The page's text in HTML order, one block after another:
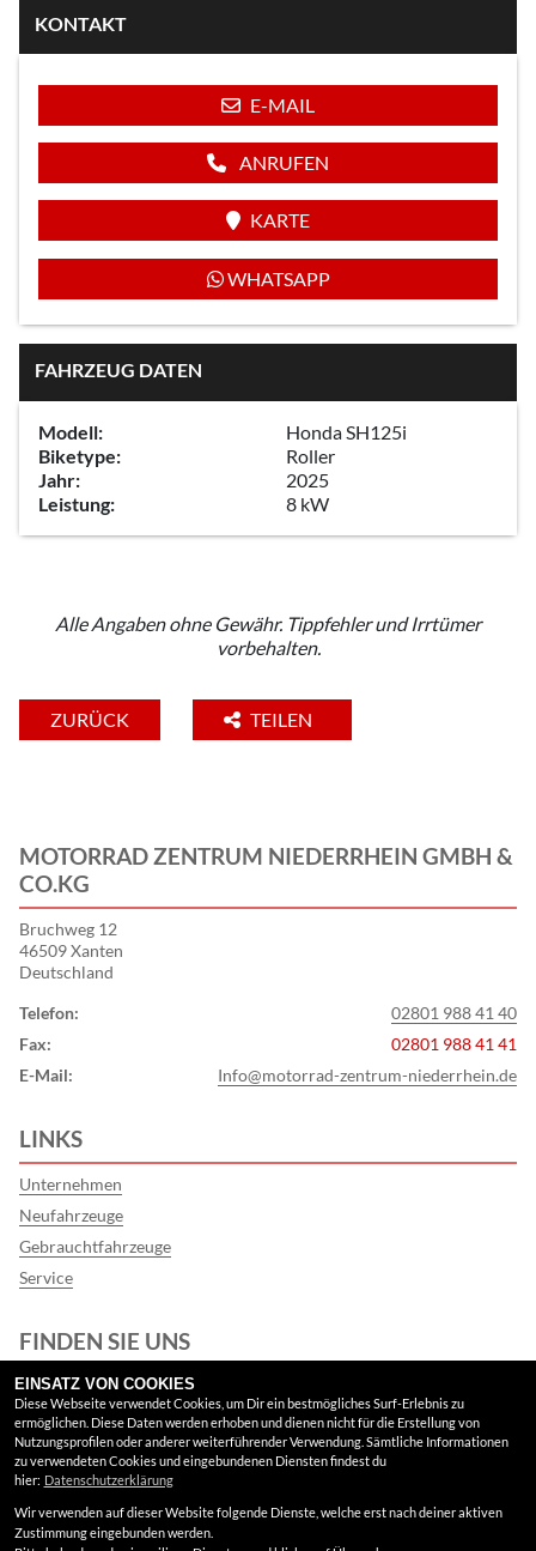
KONTAKT
E-MAIL
ANRUFEN
KARTE
WHATSAPP
FAHRZEUG DATEN
Modell:
Honda SH125i
Biketype:
Roller
Jahr:
2025
Leistung:
8 kW
Alle Angaben ohne Gewähr. Tippfehler und Irrtümer
vorbehalten.
ZURÜCK TEILEN
MOTORRAD ZENTRUM NIEDERRHEIN GMBH &
CO.KG
Bruchweg 12
46509 Xanten
Deutschland
Telefon:
02801 988 41 40
Fax:
02801 988 41 41
E-Mail:
Info@motorrad-zentrum-niederrhein.de
LINKS
Unternehmen
Neufahrzeuge
Gebrauchtfahrzeuge
Service
FINDEN SIE UNS
Facebook
Google Maps
RECHTLICHES
EINSATZ VON COOKIES
Diese Webseite verwendet Cookies, um Dir ein bestmögliches Surf-Erlebnis zu
ermöglichen. Diese Daten werden erhoben und dienen nicht für die Erstellung von
Nutzungsprofilen oder anderer weiterführender Verwendung. Sämtliche Informationen
zu verwendeten Cookies und eingebundenen Diensten findest du
hier: Datenschutzerklärung
Wir verwenden auf dieser Website folgende Dienste, welche erst nach deiner aktiven
Zustimmung eingebunden werden.